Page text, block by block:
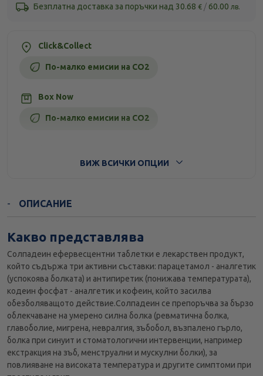
Безплатна доставка за поръчки над 30.68 € / 60.00 лв.
Click&Collect
По-малко емисии на CO2
Box Now
По-малко емисии на CO2
ВИЖ ВСИЧКИ ОПЦИИ
ОПИСАНИЕ
Какво представлява
Солпадеин ефервесцентни таблетки е лекарствен продукт,
който съдържа три активни съставки: парацетамол - аналгетик
(успокоява болката) и антипиретик (понижава температурата),
кодеин фосфат - аналгетик и кофеин, който засилва
обезболяващото действие.Солпадеин се препоръчва за бързо
облекчаване на умерено силна болка (ревматична болка,
главоболие, мигрена, невралгия, зъбобол, възпалено гърло,
болка при синуит и стоматологични интервенции, например
екстракция на зъб, менструални и мускулни болки), за
повлияване на високата температура и другите симптоми при